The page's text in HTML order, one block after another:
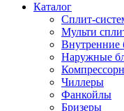
Каталог
Сплит-
Мульти
Внутренние
Наружные
Чиллеры
Фанкойлы
Бризеры